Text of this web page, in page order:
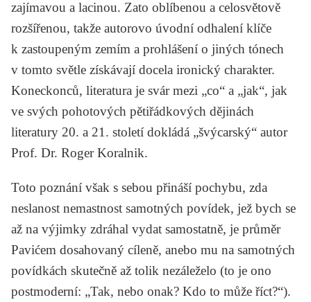
zajímavou a lacinou. Zato oblíbenou a celosvětově
rozšířenou, takže autorovo úvodní odhalení klíče
k zastoupeným zemím a prohlášení o jiných tónech
v tomto světle získávají docela ironický charakter.
Koneckonců, literatura je svár mezi „co“ a „jak“, jak
ve svých pohotových pětiřádkových dějinách
literatury 20. a 21. století dokládá „švýcarský“ autor
Prof. Dr. Roger Koralnik.
Toto poznání však s sebou přináší pochybu, zda
neslanost nemastnost samotných povídek, jež bych se
až na výjimky zdráhal vydat samostatně, je průměr
Pavićem dosahovaný cíleně, anebo mu na samotných
povídkách skutečně až tolik nezáleželo (to je ono
postmoderní: „Tak, nebo onak? Kdo to může říct?“).